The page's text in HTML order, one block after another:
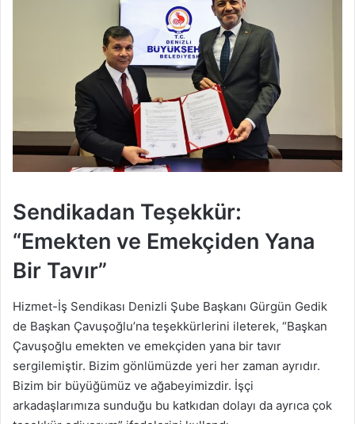
Sendikadan Teşekkür:
“Emekten ve Emekçiden Yana
Bir Tavır”
Hizmet-İş Sendikası Denizli Şube Başkanı Gürgün Gedik
de Başkan Çavuşoğlu’na teşekkürlerini ileterek, “Başkan
Çavuşoğlu emekten ve emekçiden yana bir tavır
sergilemiştir. Bizim gönlümüzde yeri her zaman ayrıdır.
Bizim bir büyüğümüz ve ağabeyimizdir. İşçi
arkadaşlarımıza sunduğu bu katkıdan dolayı da ayrıca çok